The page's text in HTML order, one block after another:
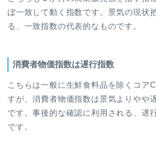
ぼ一致して動く 指数です。景気の現状
る、一致指数の代表的なものです。
消費者物価指数は遅行指数
こちらは一般に生鮮食料品を除くコア
すが、消費者物価指数は景気よりやや
です。事後的な確認に利用される、遅
です。